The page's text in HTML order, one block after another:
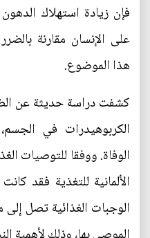
فإن زيادة استهلاك
على الإنسان مقارنة
هذا الموضوع.
كشفت دراسة حديثة عن
الكربوهيدرات في
الوفاة. ووفقا للتوصيات
الألمانية للتغذية فقد